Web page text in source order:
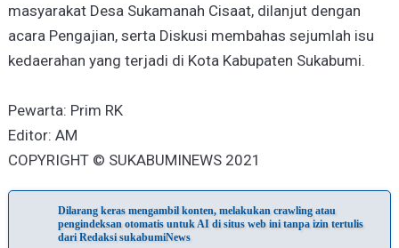
masyarakat Desa Sukamanah Cisaat, dilanjut dengan
acara Pengajian, serta Diskusi membahas sejumlah isu
kedaerahan yang terjadi di Kota Kabupaten Sukabumi.
Pewarta: Prim RK
Editor: AM
COPYRIGHT © SUKABUMINEWS 2021
Dilarang keras mengambil konten, melakukan crawling atau
pengindeksan otomatis untuk AI di situs web ini tanpa izin tertulis
dari Redaksi sukabumiNews